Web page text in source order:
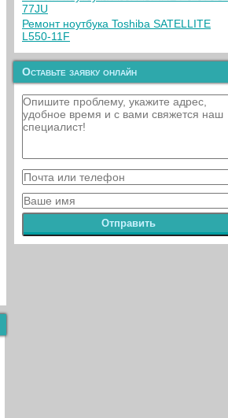
77JU
Ремонт ноутбука Toshiba SATELLITE
L550-11F
Оставьте заявку онлайн
Отправить